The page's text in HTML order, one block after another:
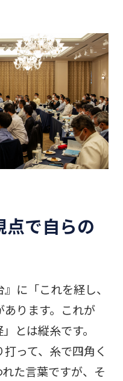
で自らの
に「これを経し、
ります。これが
とは縦糸です。
打って、糸で四角く
た言葉ですが、そ